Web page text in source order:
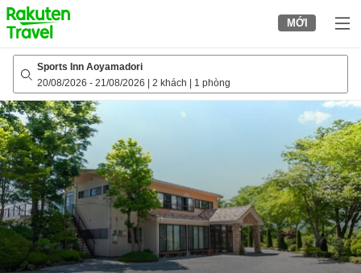
to
top
page
MỚI
Sports Inn Aoyamadori
20/08/2026 - 21/08/2026 2 khách 1 phòng